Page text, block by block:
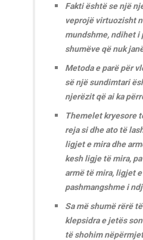
Fakti është se një
veprojë virtuozisht
mundshme, ndihet i
shumëve që nuk
Metoda e parë për
së një sundimtari
njerëzit që ai ka
Themelet kryesore
reja si dhe ato të
ligjet e mira dhe
kesh ligje të mira,
armë të mira, ligjet
pashmangshme i
Sa më shumë rërë
klepsidra e jetës
të shohim